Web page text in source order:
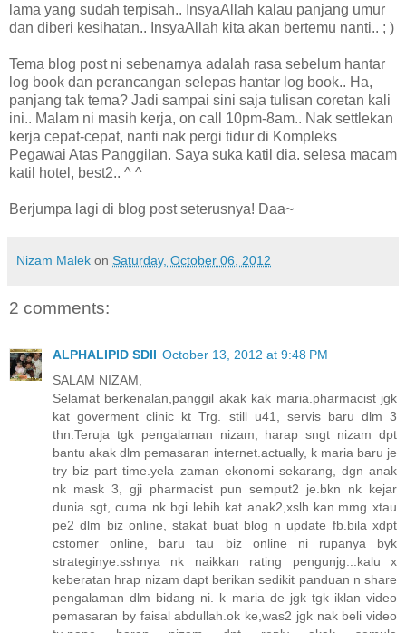
lama yang sudah terpisah.. InsyaAllah kalau panjang umur
dan diberi kesihatan.. InsyaAllah kita akan bertemu nanti.. ; )
Tema blog post ni sebenarnya adalah rasa sebelum hantar
log book dan perancangan selepas hantar log book.. Ha,
panjang tak tema? Jadi sampai sini saja tulisan coretan kali
ini.. Malam ni masih kerja, on call 10pm-8am.. Nak settlekan
kerja cepat-cepat, nanti nak pergi tidur di Kompleks
Pegawai Atas Panggilan. Saya suka katil dia. selesa macam
katil hotel, best2.. ^ ^
Berjumpa lagi di blog post seterusnya! Daa~
Nizam Malek on Saturday, October 06, 2012
2 comments:
ALPHALIPID SDII October 13, 2012 at 9:48 PM
SALAM NIZAM,
Selamat berkenalan,panggil akak kak maria.pharmacist jgk
kat goverment clinic kt Trg. still u41, servis baru dlm 3
thn.Teruja tgk pengalaman nizam, harap sngt nizam dpt
bantu akak dlm pemasaran internet.actually, k maria baru je
try biz part time.yela zaman ekonomi sekarang, dgn anak
nk mask 3, gji pharmacist pun semput2 je.bkn nk kejar
dunia sgt, cuma nk bgi lebih kat anak2,xslh kan.mmg xtau
pe2 dlm biz online, stakat buat blog n update fb.bila xdpt
cstomer online, baru tau biz online ni rupanya byk
strateginye.sshnya nk naikkan rating pengunjg...kalu x
keberatan hrap nizam dapt berikan sedikit panduan n share
pengalaman dlm bidang ni. k maria de jgk tgk iklan video
pemasaran by faisal abdullah.ok ke,was2 jgk nak beli video